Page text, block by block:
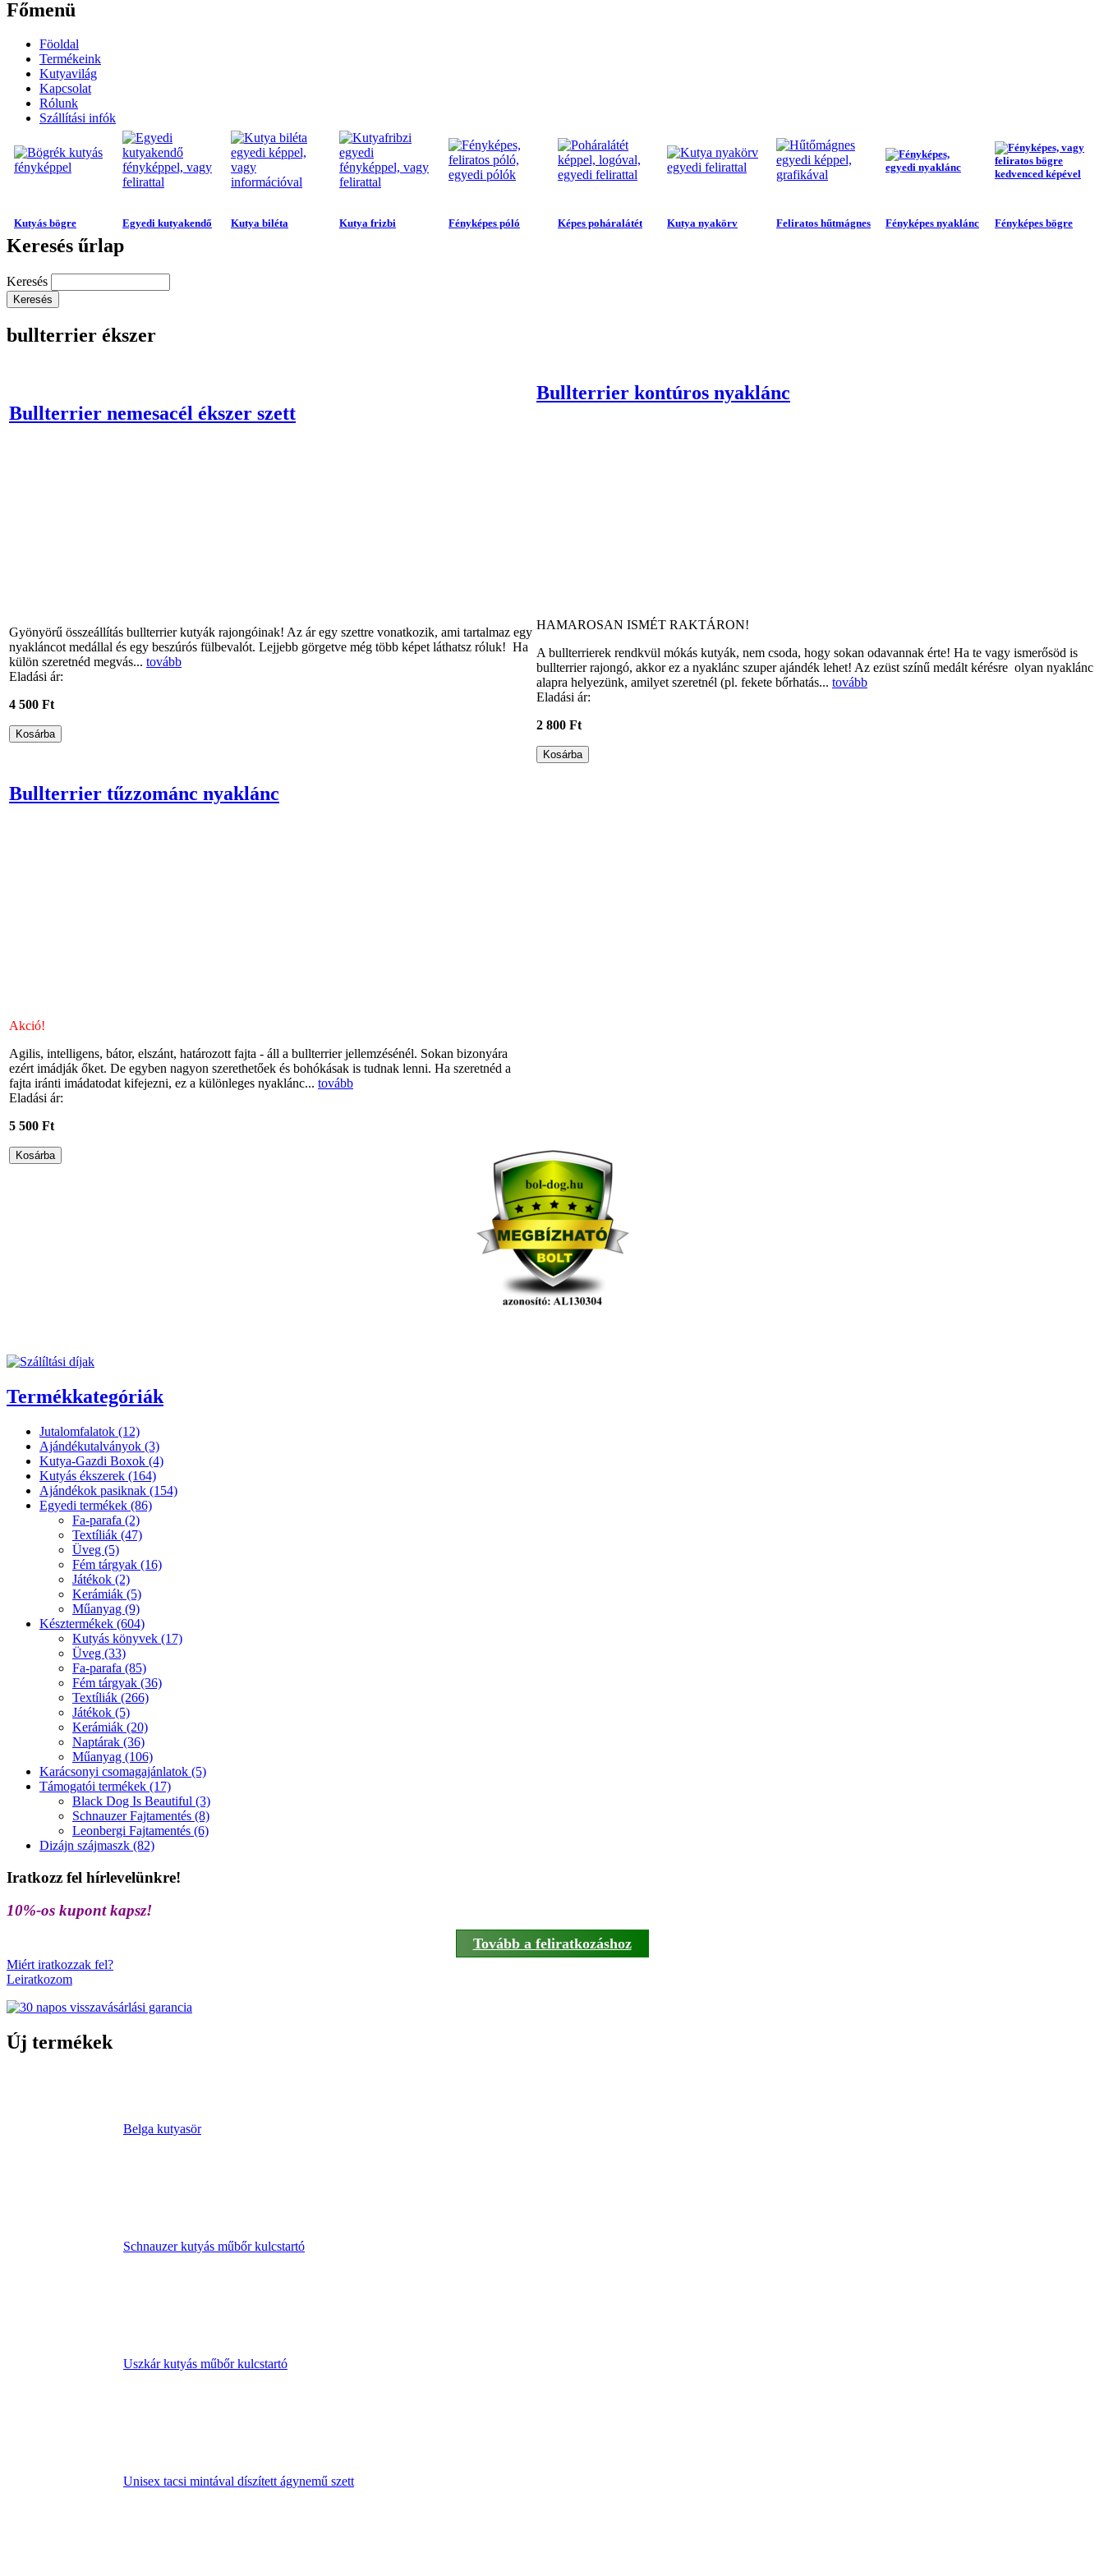
Főmenü
Föoldal
Termékeink
Kutyavilág
Kapcsolat
Rólunk
Szállítási infók
Kutyás bögre Egyedi kutyakendő Kutya biléta Kutya frizbi Fényképes póló Képes poháralátét Kutya nyakörv Feliratos hűtmágnes Fényképes nyaklánc Fényképes bögre
Keresés űrlap
Keresés
bullterrier ékszer
Bullterrier nemesacél ékszer szett
Gyönyörű összeállítás bullterrier kutyák rajongóinak! Az ár egy szettre vonatkozik, ami tartalmaz egy
nyakláncot medállal és egy beszúrós fülbevalót. Lejjebb görgetve még több képet láthatsz róluk! Ha
külön szeretnéd megvás... tovább
Eladási ár:
4 500 Ft
Bullterrier kontúros nyaklánc
HAMAROSAN ISMÉT RAKTÁRON!
A bullterrierek rendkvül mókás kutyák, nem csoda, hogy sokan odavannak érte! Ha te vagy ismerősöd is
bullterrier rajongó, akkor ez a nyaklánc szuper ajándék lehet! Az ezüst színű medált kérésre olyan nyaklánc
alapra helyezünk, amilyet szeretnél (pl. fekete bőrhatás... tovább
Eladási ár:
2 800 Ft
Bullterrier tűzzománc nyaklánc
Akció!
Agilis, intelligens, bátor, elszánt, határozott fajta - áll a bullterrier jellemzésénél. Sokan bizonyára
ezért imádják őket. De egyben nagyon szerethetőek és bohókásak is tudnak lenni. Ha szeretnéd a
fajta iránti imádatodat kifejezni, ez a különleges nyaklánc... tovább
Eladási ár:
5 500 Ft
Termékkategóriák
Jutalomfalatok (12)
Ajándékutalványok (3)
Kutya-Gazdi Boxok (4)
Kutyás ékszerek (164)
Ajándékok pasiknak (154)
Egyedi termékek (86)
Fa-parafa (2)
Textíliák (47)
Üveg (5)
Fém tárgyak (16)
Játékok (2)
Kerámiák (5)
Műanyag (9)
Késztermékek (604)
Kutyás könyvek (17)
Üveg (33)
Fa-parafa (85)
Fém tárgyak (36)
Textíliák (266)
Játékok (5)
Kerámiák (20)
Naptárak (36)
Műanyag (106)
Karácsonyi csomagajánlatok (5)
Támogatói termékek (17)
Black Dog Is Beautiful (3)
Schnauzer Fajtamentés (8)
Leonbergi Fajtamentés (6)
Dizájn szájmaszk (82)
Iratkozz fel hírlevelünkre!
10%-os kupont kapsz!
Tovább a feliratkozáshoz
Miért iratkozzak fel?
Leiratkozom
Új termékek
Belga kutyasör
Schnauzer kutyás műbőr kulcstartó
Uszkár kutyás műbőr kulcstartó
Unisex tacsi mintával díszített ágynemű szett